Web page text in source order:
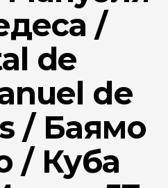
/
de
de
/ Баямо
/ Куба